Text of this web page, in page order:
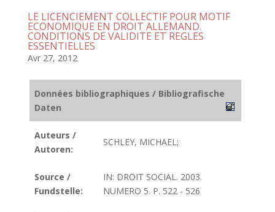
LE LICENCIEMENT COLLECTIF POUR MOTIF
ECONOMIQUE EN DROIT ALLEMAND.
CONDITIONS DE VALIDITE ET REGLES
ESSENTIELLES
Avr 27, 2012
Données bibliographiques / Bibliografische
Daten
Auteurs /
Autoren:
SCHLEY, MICHAEL;
Source /
Fundstelle:
IN: DROIT SOCIAL. 2003.
NUMERO 5. P. 522 - 526